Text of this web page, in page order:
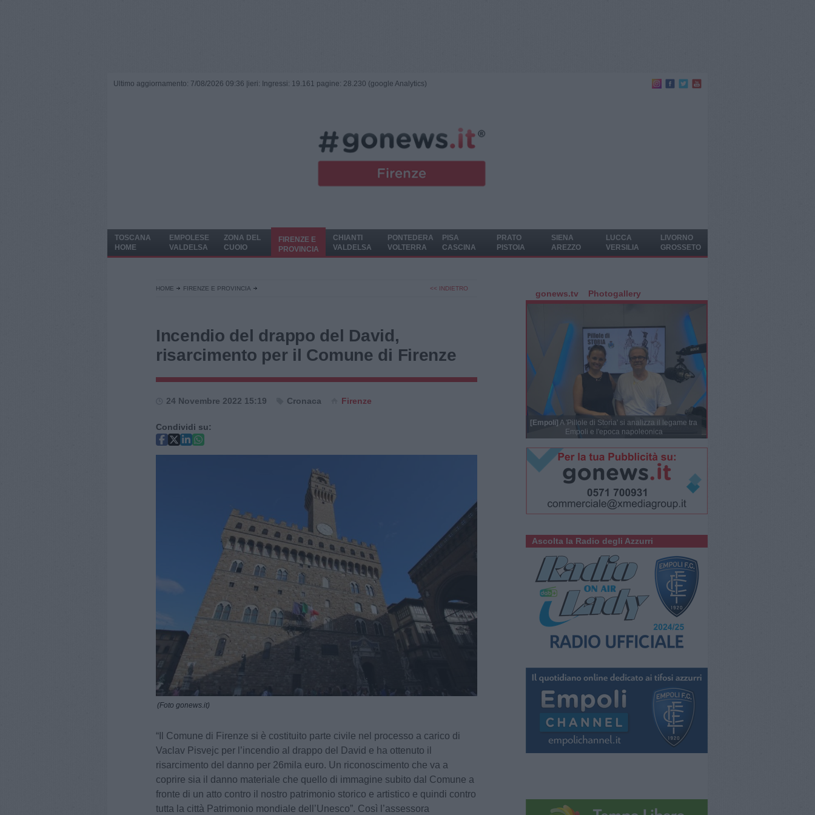
Ultimo aggiornamento: 7/08/2026 09:36 | ieri: Ingressi: 19.161 pagine: 28.230 (google Analytics)
TOSCANA
HOME
EMPOLESE
VALDELSA
ZONA DEL
CUOIO
FIRENZE E
PROVINCIA
CHIANTI
VALDELSA
PONTEDERA
VOLTERRA
PISA
CASCINA
PRATO
PISTOIA
SIENA
AREZZO
LUCCA
VERSILIA
LIVORNO
GROSSETO
HOME FIRENZE E PROVINCIA << INDIETRO
Incendio del drappo del David,
risarcimento per il Comune di Firenze
24 Novembre 2022 15:19 Cronaca Firenze
Condividi su:
(Foto gonews.it)
“Il Comune di Firenze si è costituito parte civile nel processo a carico di
Vaclav Pisvejc per l’incendio al drappo del David e ha ottenuto il
risarcimento del danno per 26mila euro. Un riconoscimento che va a
coprire sia il danno materiale che quello di immagine subito dal Comune a
fronte di un atto contro il nostro patrimonio storico e artistico e quindi contro
tutta la città Patrimonio mondiale dell’Unesco”. Così l’assessora
gonews.tv Photogallery
[Empoli] A 'Pillole di Storia' si analizza il legame tra
Empoli e l'epoca napoleonica
Ascolta la Radio degli Azzurri